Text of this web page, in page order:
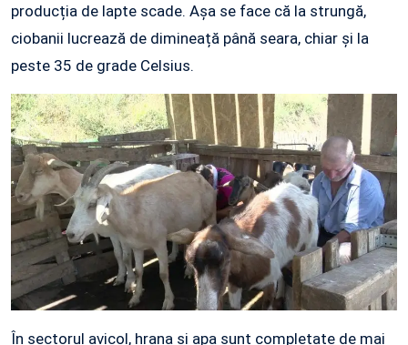
producția de lapte scade. Așa se face că la strungă,
ciobanii lucrează de dimineață până seara, chiar și la
peste 35 de grade Celsius.
În sectorul avicol, hrana și apa sunt completate de mai